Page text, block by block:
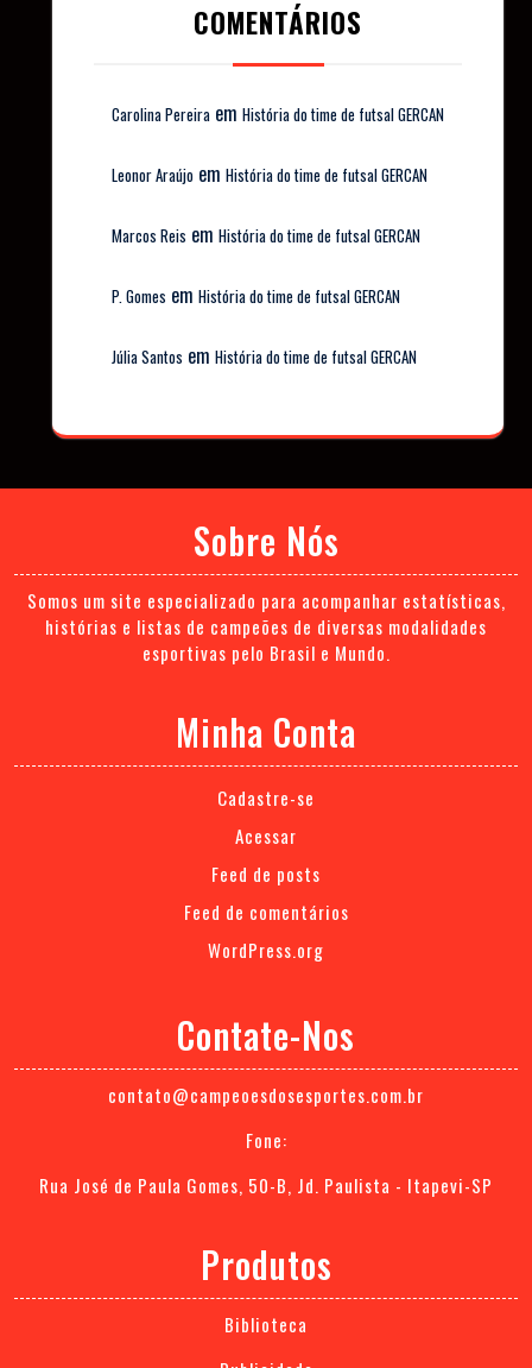
COMENTÁRIOS
Carolina Pereira em História do time de futsal GERCAN
Leonor Araújo em História do time de futsal GERCAN
Marcos Reis em História do time de futsal GERCAN
P. Gomes em História do time de futsal GERCAN
Júlia Santos em História do time de futsal GERCAN
Sobre Nós
Somos um site especializado para acompanhar estatísticas,
histórias e listas de campeões de diversas modalidades
esportivas pelo Brasil e Mundo.
Minha Conta
Cadastre-se
Acessar
Feed de posts
Feed de comentários
WordPress.org
Contate-Nos
contato@campeoesdosesportes.com.br
Fone:
Rua José de Paula Gomes, 50-B, Jd. Paulista - Itapevi-SP
Produtos
Biblioteca